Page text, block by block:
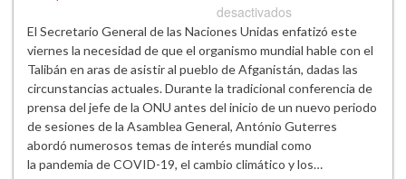
desactivadosen
Guterres:
Hay
que
dialogar
con
los
talibanes
y
El Secretario General de las Naciones Unidas enfatizó este
viernes la necesidad de que el organismo mundial hable con el
Talibán en aras de asistir al pueblo de Afganistán, dadas las
circunstancias actuales. Durante la tradicional conferencia de
prensa del jefe de la ONU antes del inicio de un nuevo periodo
de sesiones de la Asamblea General, António Guterres
abordó numerosos temas de interés mundial como
la pandemia de COVID-19, el cambio climático y los…